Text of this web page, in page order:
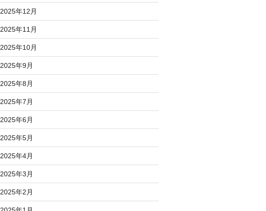
2025年12月
2025年11月
2025年10月
2025年9月
2025年8月
2025年7月
2025年6月
2025年5月
2025年4月
2025年3月
2025年2月